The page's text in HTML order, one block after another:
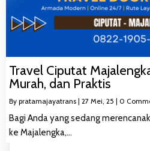
Travel Ciputat
Murah, dan Praktis
By pratamajayatrans | 27 Mei, 25 | 0
Bagi Anda yang sedang
ke Majalengka,…